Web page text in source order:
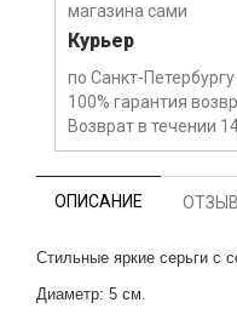
магазина сами
Курьер
по Санкт-
100% гарантия
Возврат в течении
ОПИСАНИЕ
Стильные яркие серьги с
Диаметр: 5 см.